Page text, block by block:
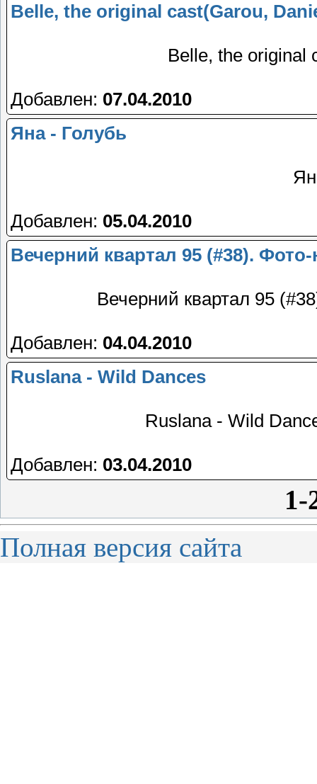
Belle, the original cast(Garou,
Belle, the original
Добавлен: 07.04.2010
Яна - Голубь
Добавлен: 05.04.2010
Вечерний квартал 95 (#38).
Вечерний квартал 95
Добавлен: 04.04.2010
Ruslana - Wild Dances
Ruslana - Wild
Добавлен: 03.04.2010
1-
Полная версия сайта